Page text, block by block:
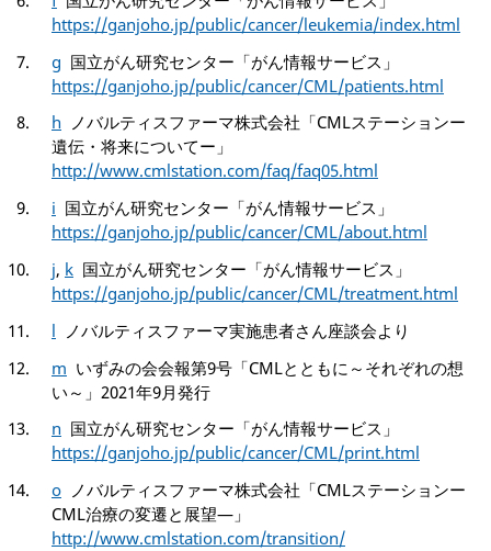
https://ganjoho.jp/public/cancer/leukemia/index.html
g 国立がん研究センター「がん情報サービス」
https://ganjoho.jp/public/cancer/CML/patients.html
h ノバルティスファーマ株式会社「CMLステーションー
遺伝・将来についてー」
http://www.cmlstation.com/faq/faq05.html
i 国立がん研究センター「がん情報サービス」
https://ganjoho.jp/public/cancer/CML/about.html
j, k 国立がん研究センター「がん情報サービス」
https://ganjoho.jp/public/cancer/CML/treatment.html
l
ノバルティスファーマ実施患者さん座談会より
m いずみの会会報第9号「CMLとともに～それぞれの想
い～」2021年9月発行
n 国立がん研究センター「がん情報サービス」
https://ganjoho.jp/public/cancer/CML/print.html
o ノバルティスファーマ株式会社「CMLステーションー
CML治療の変遷と展望―」
http://www.cmlstation.com/transition/